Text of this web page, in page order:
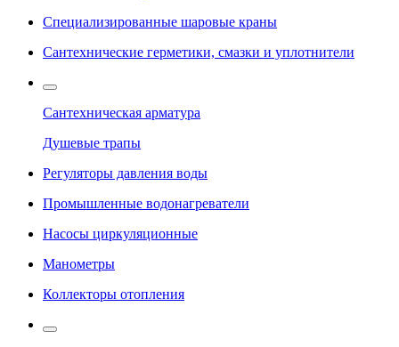
Специализированные шаровые краны
Сантехнические герметики, смазки и уплотнители
Сантехническая арматура
Душевые трапы
Регуляторы давления воды
Промышленные водонагреватели
Насосы циркуляционные
Манометры
Коллекторы отопления